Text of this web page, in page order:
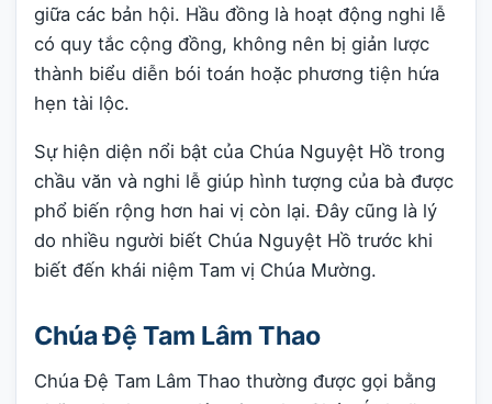
giữa các bản hội. Hầu đồng là hoạt động nghi lễ
có quy tắc cộng đồng, không nên bị giản lược
thành biểu diễn bói toán hoặc phương tiện hứa
hẹn tài lộc.
Sự hiện diện nổi bật của Chúa Nguyệt Hồ trong
chầu văn và nghi lễ giúp hình tượng của bà được
phổ biến rộng hơn hai vị còn lại. Đây cũng là lý
do nhiều người biết Chúa Nguyệt Hồ trước khi
biết đến khái niệm Tam vị Chúa Mường.
Chúa Đệ Tam Lâm Thao
Chúa Đệ Tam Lâm Thao thường được gọi bằng